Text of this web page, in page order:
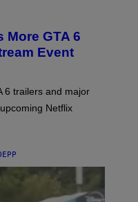
More GTA 6
Event
6 trailers and major
Netflix